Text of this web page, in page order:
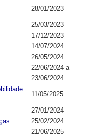
28/01/2023
25/03/2023
17/12/2023
14/07/2024
26/05/2024
22/06/2024a
23/06/2024
11/05/2025
27/01/2024
25/02/2024
21/06/2025